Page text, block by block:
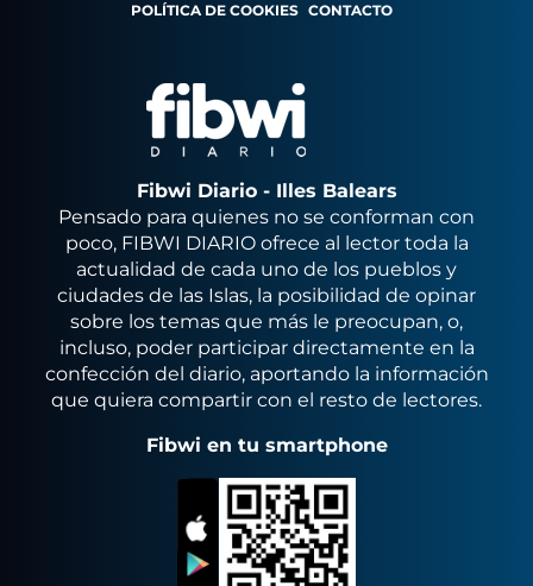
POLÍTICA DE COOKIES CONTACTO
Fibwi Diario - Illes Balears
Pensado para quienes no se conforman con
poco, FIBWI DIARIO ofrece al lector toda la
actualidad de cada uno de los pueblos y
ciudades de las Islas, la posibilidad de opinar
sobre los temas que más le preocupan, o,
incluso, poder participar directamente en la
confección del diario, aportando la información
que quiera compartir con el resto de lectores.
Fibwi en tu smartphone